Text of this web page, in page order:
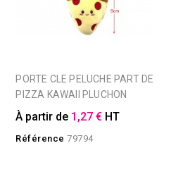
PORTE CLE PELUCHE PART DE
PIZZA KAWAII PLUCHON
À partir de 1,27 € HT
Référence 79794